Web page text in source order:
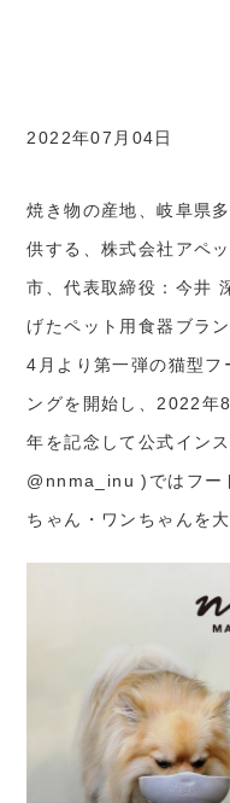
2022年07月04日
焼き物の産地、岐阜県
供する、株式会社アペ
市、代表取締役：今井
げたペット用食器ブラ
4月より第一弾の猫型フ
ングを開始し、2022年
年を記念して公式イン
@nnma_inu )ではフー
ちゃん・ワンちゃんを